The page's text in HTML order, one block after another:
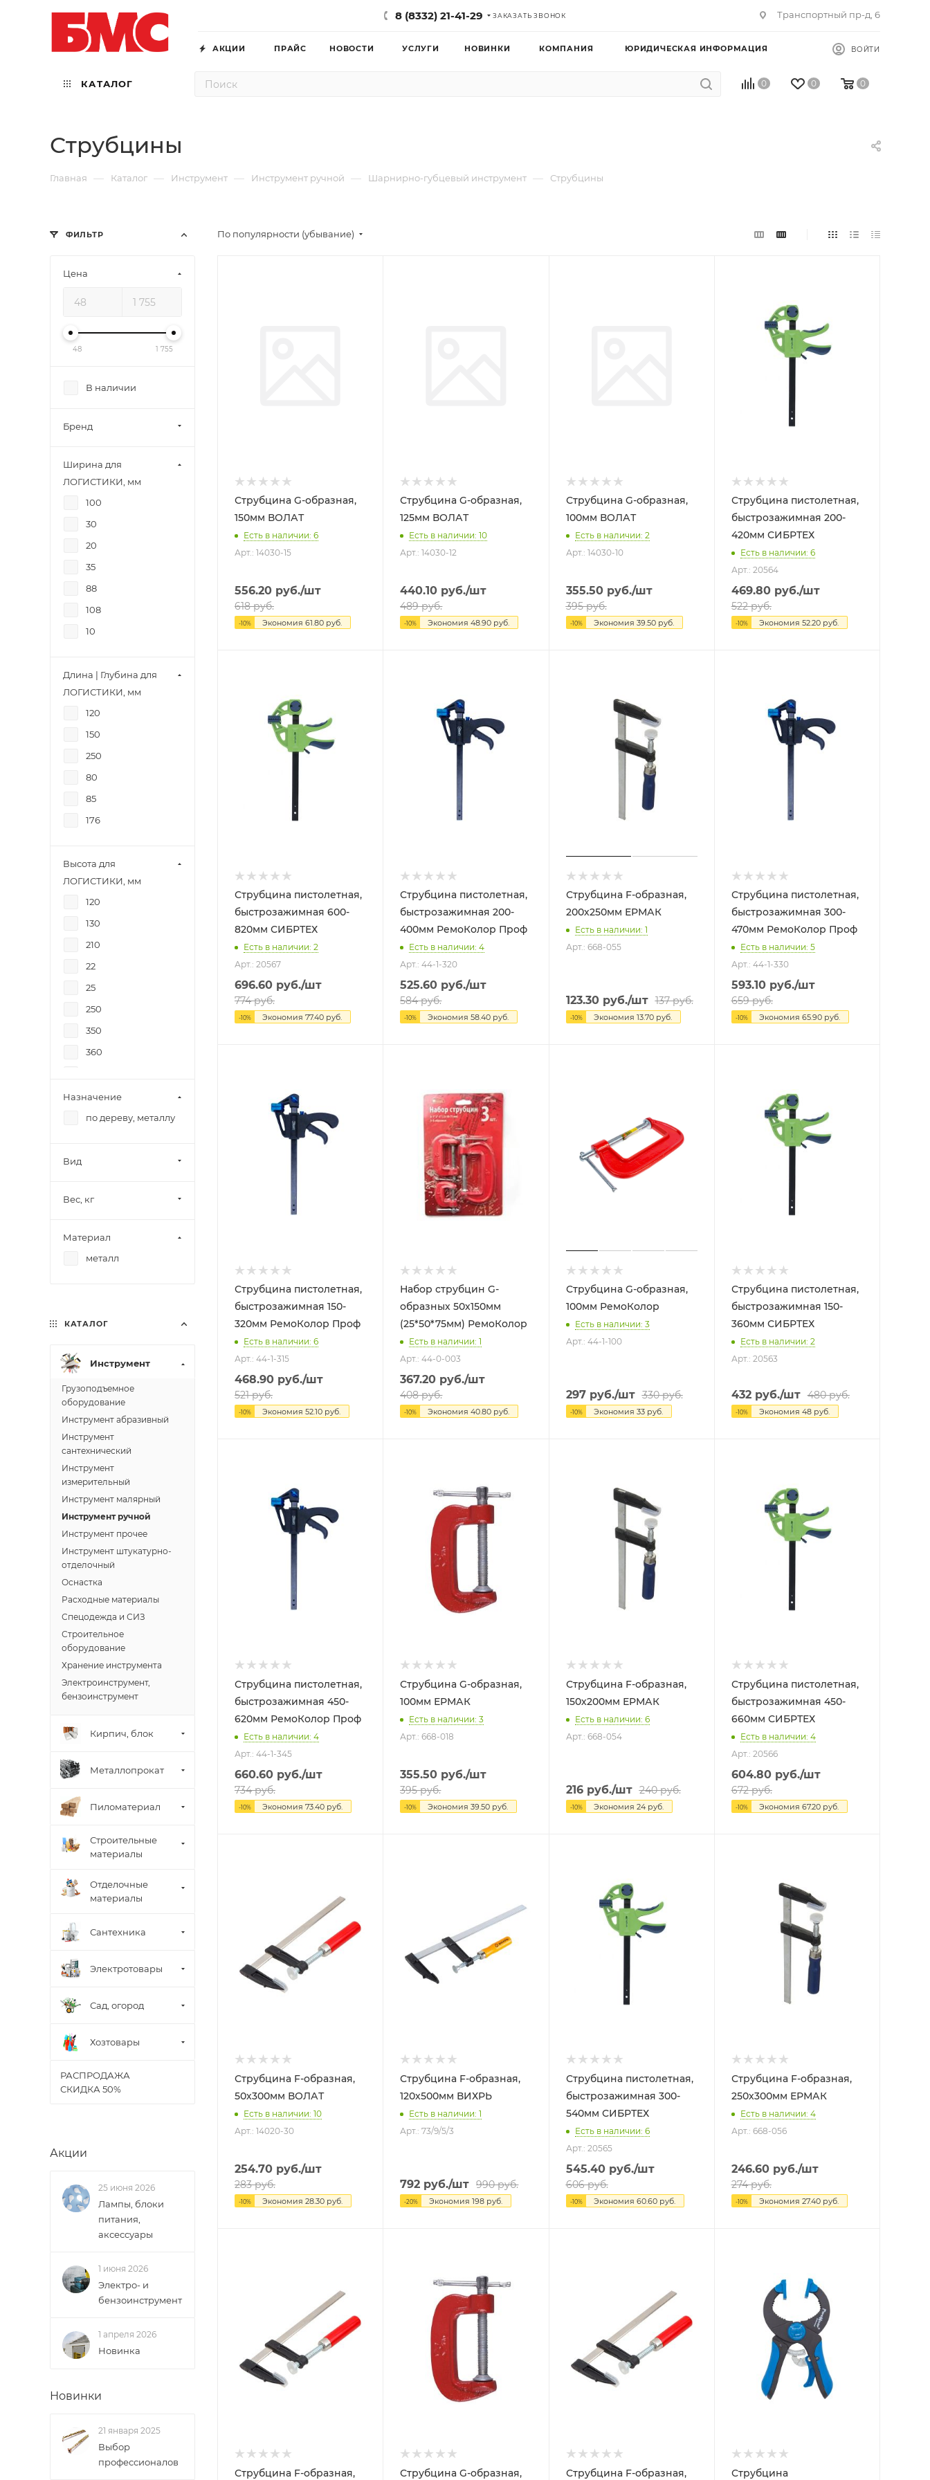
8 (8332) 21-41-29 ЗАКАЗАТЬ ЗВОНОК Транспортный пр-д, 6
АКЦИИ ПРАЙС НОВОСТИ УСЛУГИ НОВИНКИ КОМПАНИЯ ЮРИДИЧЕСКАЯ ИНФОРМАЦИЯ ВОЙТИ
КАТАЛОГ 0 0 0
Струбцины
Главная — Каталог — Инструмент — Инструмент ручной — Шарнирно-губцевый инструмент — Струбцины
По популярности (убывание)
Струбцина G-образная,
150мм ВОЛАТ
Есть в наличии: 6
Арт.: 14030-15
556.20 руб./шт
618руб.
-10% Экономия 61.80 руб.
Струбцина G-образная,
125мм ВОЛАТ
Есть в наличии: 10
Арт.: 14030-12
440.10 руб./шт
489руб.
-10% Экономия48.90 руб.
Струбцина G-образная,
100мм ВОЛАТ
Есть в наличии: 2
Арт.: 14030-10
355.50руб./шт
395руб.
-10% Экономия 39.50руб.
Струбцина пистолетная,
быстрозажимная 200-
420мм СИБРТЕХ
Есть в наличии: 6
Арт.: 20564
469.80руб./шт
522руб.
-10% Экономия 52.20руб.
Струбцина пистолетная,
быстрозажимная 600-
820мм СИБРТЕХ
Есть в наличии: 2
Арт.: 20567
696.60 руб./шт
774руб.
-10% Экономия 77.40 руб.
Струбцина пистолетная,
быстрозажимная 200-
400мм РемоКолор Проф
Есть в наличии: 4
Арт.: 44-1-320
525.60 руб./шт
584руб.
-10% Экономия58.40 руб.
Струбцина F-образная,
200х250мм ЕРМАК
Есть в наличии: 1
Арт.: 668-055
123.30руб./шт 137руб.
-10% Экономия 13.70руб.
Струбцина пистолетная,
быстрозажимная 300-
470мм РемоКолор Проф
Есть в наличии: 5
Арт.: 44-1-330
593.10руб./шт
659руб.
-10% Экономия 65.90руб.
Струбцина пистолетная,
быстрозажимная 150-
320мм РемоКолор Проф
Есть в наличии: 6
Арт.: 44-1-315
468.90 руб./шт
521руб.
-10% Экономия 52.10 руб.
Набор струбцин G-
образных 50х150мм
(25*50*75мм) РемоКолор
Есть в наличии: 1
Арт.: 44-0-003
367.20 руб./шт
408руб.
-10% Экономия40.80 руб.
Струбцина G-образная,
100мм РемоКолор
Есть в наличии: 3
Арт.: 44-1-100
297руб./шт 330руб.
-10% Экономия 33руб.
Струбцина пистолетная,
быстрозажимная 150-
360мм СИБРТЕХ
Есть в наличии: 2
Арт.: 20563
432руб./шт 480руб.
-10% Экономия 48руб.
Струбцина пистолетная,
быстрозажимная 450-
620мм РемоКолор Проф
Есть в наличии: 4
Арт.: 44-1-345
660.60 руб./шт
734руб.
-10% Экономия 73.40 руб.
Струбцина G-образная,
100мм ЕРМАК
Есть в наличии: 3
Арт.: 668-018
355.50 руб./шт
395руб.
-10% Экономия39.50 руб.
Струбцина F-образная,
150х200мм ЕРМАК
Есть в наличии: 6
Арт.: 668-054
216руб./шт 240руб.
-10% Экономия 24руб.
Струбцина пистолетная,
быстрозажимная 450-
660мм СИБРТЕХ
Есть в наличии: 4
Арт.: 20566
604.80руб./шт
672руб.
-10% Экономия 67.20руб.
Струбцина F-образная,
50х300мм ВОЛАТ
Есть в наличии: 10
Арт.: 14020-30
254.70 руб./шт
283руб.
-10% Экономия 28.30 руб.
Струбцина F-образная,
120х500мм ВИХРЬ
Есть в наличии: 1
Арт.: 73/9/5/3
792 руб./шт 990руб.
-20% Экономия198 руб.
Струбцина пистолетная,
быстрозажимная 300-
540мм СИБРТЕХ
Есть в наличии: 6
Арт.: 20565
545.40руб./шт
606руб.
-10% Экономия 60.60руб.
Струбцина F-образная,
250х300мм ЕРМАК
Есть в наличии: 4
Арт.: 668-056
246.60руб./шт
274руб.
-10% Экономия 27.40руб.
Струбцина F-образная, Струбцина G-образная, Струбцина F-образная, Струбцина
ФИЛЬТР
Цена
48 1 755
В наличии
Бренд
Ширина для
ЛОГИСТИКИ, мм
100
30
20
35
88
108
10
Длина | Глубина для
ЛОГИСТИКИ, мм
120
150
250
80
85
176
Высота для
ЛОГИСТИКИ, мм
120
130
210
22
25
250
350
360
Назначение
по дереву, металлу
Вид
Вес, кг
Материал
металл
КАТАЛОГ
Инструмент
Грузоподъемное
оборудование
Инструмент абразивный
Инструмент
сантехнический
Инструмент
измерительный
Инструмент малярный
Инструмент ручной
Инструмент прочее
Инструмент штукатурно-
отделочный
Оснастка
Расходные материалы
Спецодежда и СИЗ
Строительное
оборудование
Хранение инструмента
Электроинструмент,
бензоинструмент
Кирпич, блок
Металлопрокат
Пиломатериал
Строительные
материалы
Отделочные
материалы
Сантехника
Электротовары
Сад, огород
Хозтовары
РАСПРОДАЖА
СКИДКА 50%
Акции
25 июня 2026
Лампы, блоки
питания,
аксессуары
1 июня 2026
Электро- и
бензоинструмент
1 апреля 2026
Новинка
Новинки
21 января 2025
Выбор
профессионалов